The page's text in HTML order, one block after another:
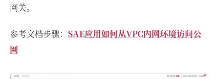
网关。
参考文档步骤： SAE应用如何从VPC内网环境访问公
网